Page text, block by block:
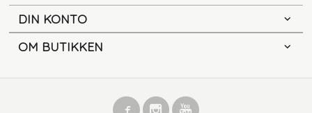
DIN KONTO
OM BUTIKKEN